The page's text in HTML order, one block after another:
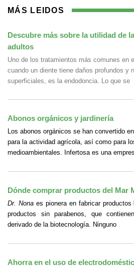
MÁS LEIDOS
Descubre más sobre la utilidad de
adultos
Uno de los tratamientos más comunes en
cuando un diente tiene daños profundos y
superficiales, es la endodoncia. Lo que se
Abonos orgánicos y jardinería
Los abonos orgánicos se han convertido
para la actividad agrícola, así como para
medioambientales. Infertosa es una
Dónde comprar productos del Mar
Dr. Nonaes pionera en fabricar
productos sin parabenos, que
derivado de la biotecnología. Ninguno
Ahorra en el uso de